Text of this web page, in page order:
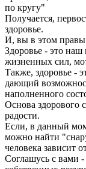
по кругу"
Получается,
здоровье.
И, вы в этом
Здоровье - это
жизненных сил,
Также, здоровье -
дающий
наполненного
Основа здорового
радости.
Если, в данный
можно найти
человека зависит
Соглашусь с вами -